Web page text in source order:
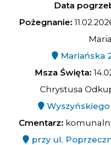
Data
Pożegnanie:
Mariańska
Msza Święta:
Chrystusa
Wyszyńskiego
Cmentarz:
przy ul.